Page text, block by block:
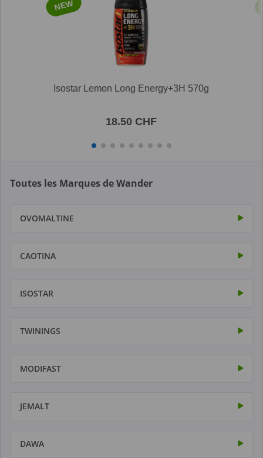
NEW
Isostar Lemon Long Energy+3H 570g
18.50 CHF
Toutes les Marques de Wander
OVOMALTINE
CAOTINA
ISOSTAR
TWININGS
MODIFAST
JEMALT
DAWA